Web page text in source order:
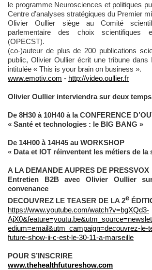
le programme Neurosciences et politiques
Centre d’analyses stratégiques du Premier
Olivier Oullier siège au Comité
parlementaire des choix scientifiques
(OPECST).
(co-)auteur de plus de 200 publications
public, Olivier Oullier écrit une tribune dans
intitulée « This is your brain on business ».
www.emotiv.com - http://video.oullier.fr
Olivier Oullier interviendra sur deux
De 8H30 à 10H40 à laCONFERENCE
« Santé et technologies : le BIG BANG »
De 14H00 à 14H45 au WORKSHOP
« Data et IOT réinventent les métiers de la
A LA DEMANDE AUPRES DE PRESSVOX
Entretien B2B avec Olivier Oullier
convenance
DECOUVREZ LE TEASER DE LA 2e
https://www.youtube.com/watch?v=bgXQd3-
edium=email&utm_campaign=decouvrez-le-
future-show-ii-c-est-le-30-11-a-marseille
POUR S’INSCRIRE
www.thehealthfutureshow.com